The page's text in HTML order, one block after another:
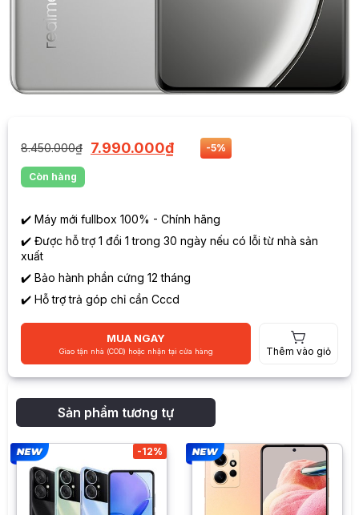
8.450.000₫ 7.990.000₫ -5%
Còn hàng
✔️ Máy mới fullbox 100% - Chính hãng
✔️ Được hỗ trợ 1 đổi 1 trong 30 ngày nếu có lỗi từ nhà sản
xuất
✔️ Bảo hành phần cứng 12 tháng
✔️ Hỗ trợ trả góp chỉ cần Cccd
MUA NGAY
Giao tận nhà (COD) hoặc nhận tại cửa hàng Thêm vào giỏ
Sản phẩm tương tự